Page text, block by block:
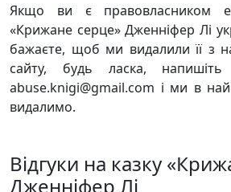
Якщо ви є правовласником
«Крижане серце» Дженніфер Лі
бажаєте, щоб ми видалили її з
сайту, будь ласка,
abuse.knigi@gmail.com і ми в
видалимо.
Відгуки на казку
Дженніфер Лі